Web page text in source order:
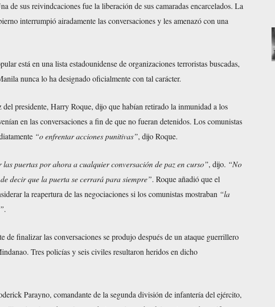
de sus reivindcaciones fue la liberación de sus camaradas encarcelados. La
interrumpió airadamente las conversaciones y les amenazó con una
está en una lista estadounidense de organizaciones terroristas buscadas,
nunca lo ha designado oficialmente con tal carácter.
del presidente, Harry Roque, dijo que habían retirado la inmunidad a los
en las conversaciones a fin de que no fueran detenidos. Los comunistas
“o enfrentar acciones punitivas”, dijo Roque.
las puertas por ahora a cualquier conversación de paz en curso”, dijo. “No
decir que la puerta se cerrará para siempre”. Roque añadió que el
la reapertura de las negociaciones si los comunistas mostraban “la
.
de finalizar las conversaciones se produjo después de un ataque guerrillero
Tres policías y seis civiles resultaron heridos en dicho
Parayno, comandante de la segunda división de infantería del ejército,